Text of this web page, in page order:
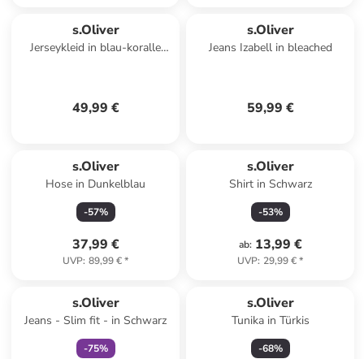
s.Oliver
Jerseykleid in blau-koralle
49,99 €
s.Oliver
Jeans Izabell in bleached
59,99 €
s.Oliver
Hose in Dunkelblau
-57%
37,99 €
UVP: 89,99 €*
s.Oliver
Shirt in Schwarz
-53%
ab: 13,99 €
UVP: 29,99 €*
s.Oliver
Jeans - Slim fit - in Schwarz
-75%
s.Oliver
Tunika in Türkis
-68%